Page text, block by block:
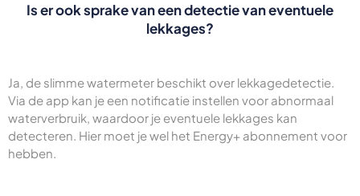
Is er ook sprake van een detectie van eventuele
lekkages?
Ja, de slimme watermeter beschikt over lekkagedetectie.
Via de app kan je een notificatie instellen voor abnormaal
waterverbruik, waardoor je eventuele lekkages kan
detecteren. Hier moet je wel het Energy+ abonnement voor
hebben.